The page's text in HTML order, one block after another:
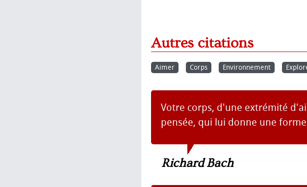
Autres citations
Aimer Corps Environnement
Votre corps, d'une extrémité
pensée, qui lui donne une
Richard Bach